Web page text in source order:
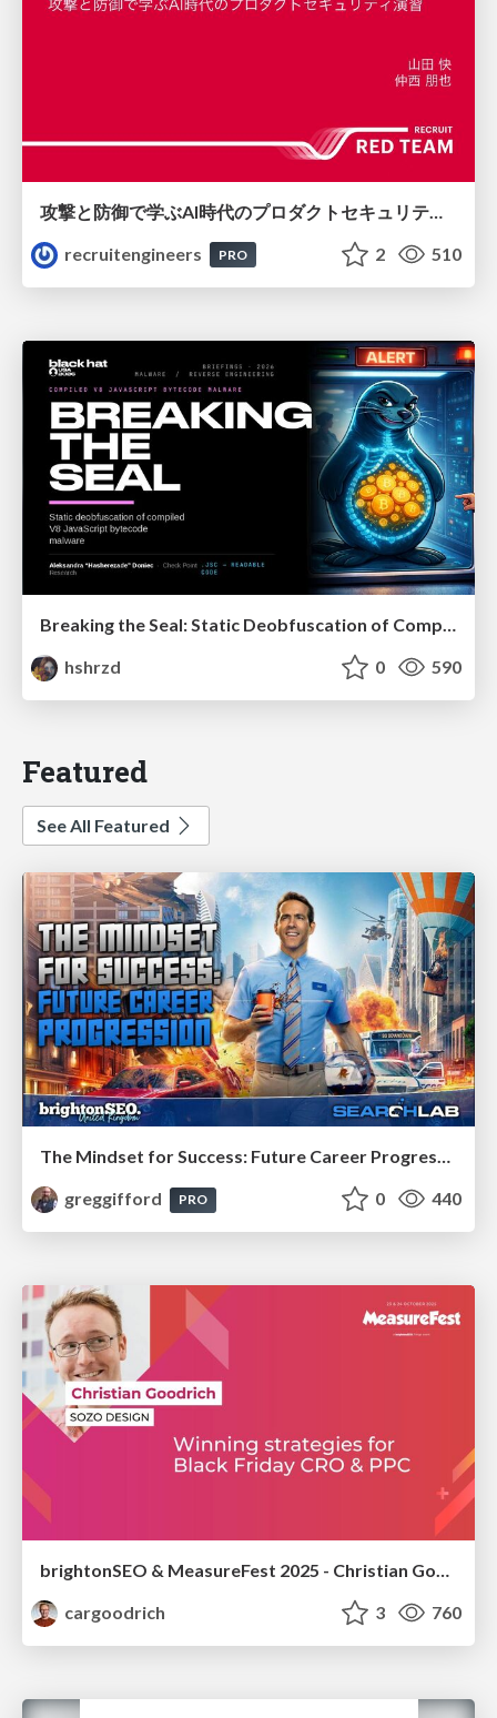
recruitengineers
PRO 2 510
Breaking the Seal: Static Deobfuscation of Compiled V8 JavaScript Bytecode Malware
hshrzd
0 590
Featured
See All Featured
The Mindset for Success: Future Career Progression
greggifford
PRO 0 440
brightonSEO & MeasureFest 2025 - Christian Goodrich - Winning strategies for Black Friday CRO & PPC
cargoodrich
3 760